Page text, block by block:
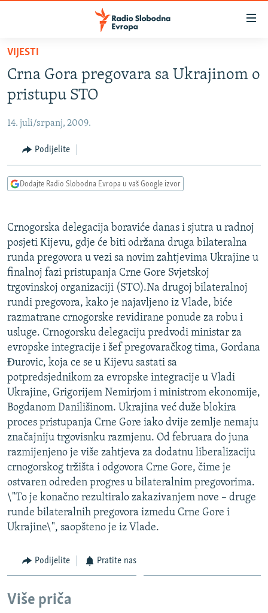
Pređite
glavni
sadržaj
Pređite
na
navigaciju
Pređite
na
BOSNA I HERCEGOVINA
SRBIJA
KOSOVO
CRNA GORA
VIDEO
INFOGRAFIKE
PODCASTI
KINA NA BALKANU
RSE PRIČE IZ SVIJETA
ISPRIČAJ MI
DNEVNO@RSE
SPECIJALI RSE
VIŠE OD NASLOVA
GENOCID U SREBRENICI
POPLAVE I KLIZIŠTA U BIH 2024.
TV LIBERTY
POST SCRIPTUM
MOJA EVROPA
TRI DECENIJE OD RATA U BIH
SVE KARTE DEJTONA
NASTANAK I RASPAD JUGOSLAVIJE
PRATITE NAS
Sve RFE/RL stranice
VIJESTI
Crna Gora pregovara sa Ukrajinom o
pristupu STO
14. juli/srpanj, 2009.
Podijelite
Dodajte Radio Slobodna Evropa u vaš Google izvor
Crnogorska delegacija boraviće danas i sjutra u radnoj
posjeti Kijevu, gdje će biti održana druga bilateralna
runda pregovora u vezi sa novim zahtjevima Ukrajine u
finalnoj fazi pristupanja Crne Gore Svjetskoj
trgovinskoj organizaciji (STO).Na drugoj bilateralnoj
rundi pregovora, kako je najavljeno iz Vlade, biće
razmatrane crnogorske revidirane ponude za robu i
usluge. Crnogorsku delegaciju predvodi ministar za
evropske integracije i šef pregovaračkog tima, Gordana
Ðurovic, koja ce se u Kijevu sastati sa
potpredsjednikom za evropske integracije u Vladi
Ukrajine, Grigorijem Nemirjom i ministrom ekonomije,
Bogdanom Danilišinom. Ukrajina već duže blokira
proces pristupanja Crne Gore iako dvije zemlje nemaju
značajniju trgovisnku razmjenu. Od februara do juna
razmijenjeno je više zahtjeva za dodatnu liberalizaciju
crnogorskog tržišta i odgovora Crne Gore, čime je
ostvaren odreden progres u bilateralnim pregovorima.
\"To je konačno rezultiralo zakazivanjem nove – druge
runde bilateralnih pregovora izmedu Crne Gore i
Ukrajine\", saopšteno je iz Vlade.
Podijelite Pratite nas
Više priča